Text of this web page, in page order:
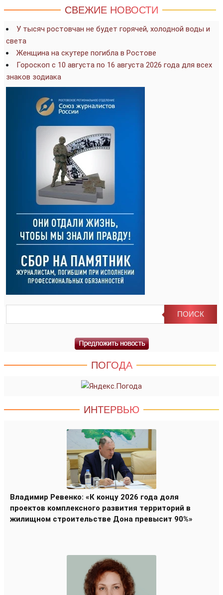
СВЕЖИЕ НОВОСТИ
У тысяч ростовчан не будет горячей, холодной воды и
света
Женщина на скутере погибла в Ростове
Гороскоп с 10 августа по 16 августа 2026 года для всех
знаков зодиака
ПОГОДА
ИНТЕРВЬЮ
Владимир Ревенко: «К концу 2026 года доля
проектов комплексного развития территорий в
жилищном строительстве Дона превысит 90%»